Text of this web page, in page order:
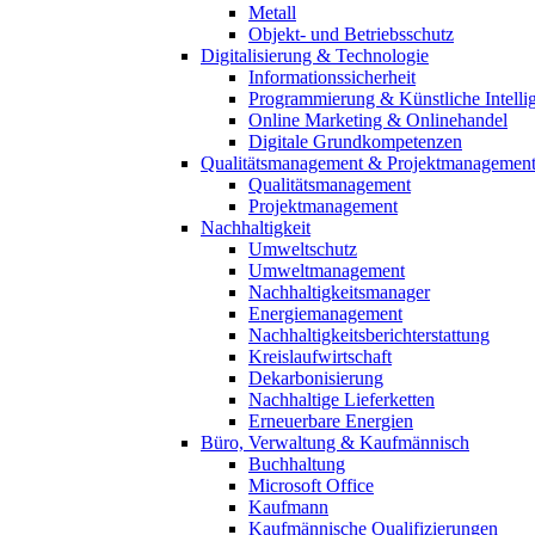
Metall
Objekt- und Betriebsschutz
Digitalisierung & Technologie
Informationssicherheit
Programmierung & Künstliche
Online Marketing & Onlinehandel
Digitale Grundkompetenzen
Qualitätsmanagement & Projektmanagement
Qualitätsmanagement
Projektmanagement
Nachhaltigkeit
Umweltschutz
Umweltmanagement
Nachhaltigkeitsmanager
Energiemanagement
Nachhaltigkeitsberichterstattung
Kreislaufwirtschaft
Dekarbonisierung
Nachhaltige Lieferketten
Erneuerbare Energien
Büro, Verwaltung & Kaufmännisch
Buchhaltung
Microsoft Office
Kaufmann
Kaufmännische Qualifizierungen